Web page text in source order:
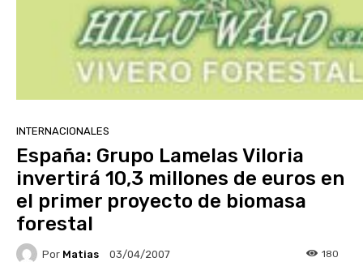
INTERNACIONALES
España: Grupo Lamelas Viloria
invertirá 10,3 millones de euros en
el primer proyecto de biomasa
forestal
Por Matias 03/04/2007 180